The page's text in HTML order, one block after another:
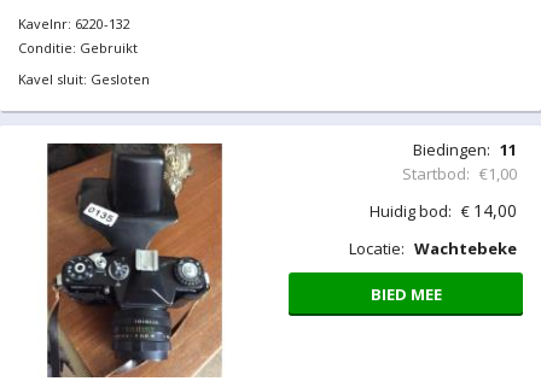
Kavelnr: 6220-132
Conditie: Gebruikt
Kavel sluit: Gesloten
Biedingen: 11
Startbod: €1,00
Huidig bod: € 14,00
Locatie: Wachtebeke
BIED MEE